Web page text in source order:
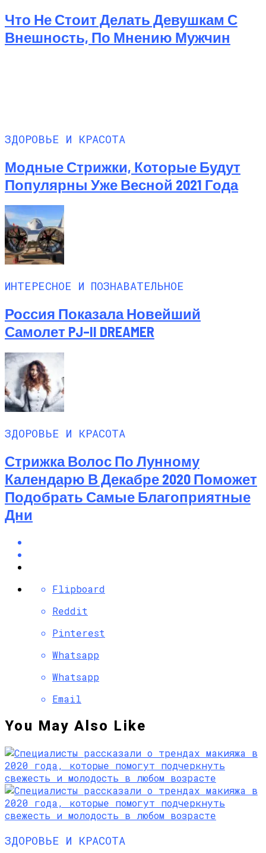
Что Не Стоит Делать Девушкам С
Внешность, По Мнению Мужчин
ЗДОРОВЬЕ И КРАСОТА
Модные Стрижки, Которые Будут
Популярны Уже Весной 2021 Года
ИНТЕРЕСНОЕ И ПОЗНАВАТЕЛЬНОЕ
Россия Показала Новейший
Самолет PJ–II DREAMER
ЗДОРОВЬЕ И КРАСОТА
Стрижка Волос По Лунному
Календарю В Декабре 2020 Поможет
Подобрать Самые Благоприятные
Дни
Flipboard
Reddit
Pinterest
Whatsapp
Whatsapp
Email
You May Also Like
ЗДОРОВЬЕ И КРАСОТА